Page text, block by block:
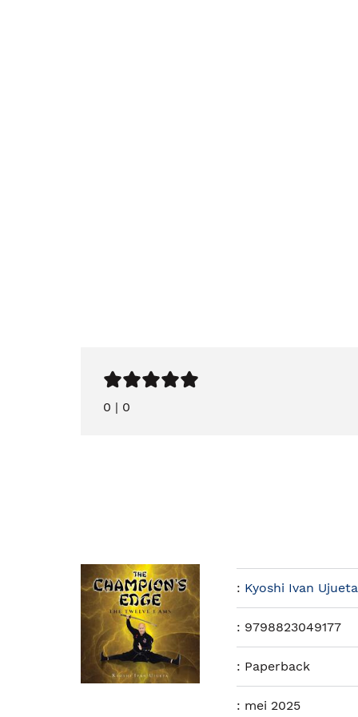
0 | 0
: Kyoshi Ivan Ujueta
: 9798823049177
: Paperback
: mei 2025